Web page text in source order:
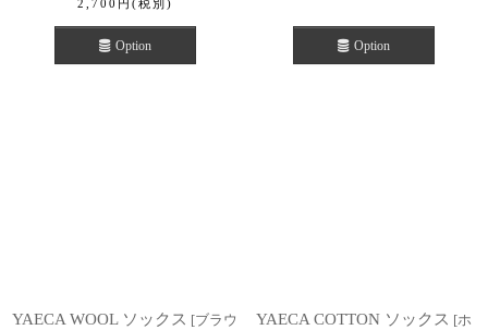
2,700 円 (税別)
Option Option
YAECA WOOL ソックス [ブラウ YAECA COTTON ソックス [ホ